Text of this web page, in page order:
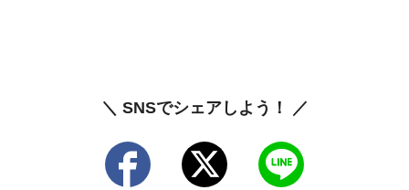
＼ SNSでシェアしよう！ ／